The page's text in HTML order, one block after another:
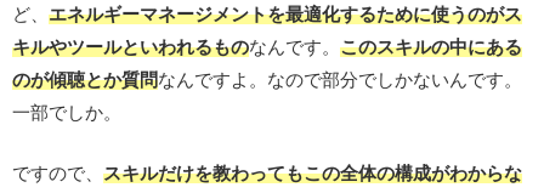
ど、 エネルギーマネージメントを最適化するために使うのがス
キルやツールといわれるものなんです。 このスキルの中にある
のが傾聴とか質問なんですよ。なので部分でしかないんです。
一部でしか。
ですので、 スキルだけを教わってもこの全体の構成がわからな